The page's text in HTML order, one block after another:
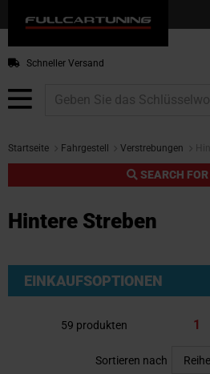
Schneller Versand
Startseite Fahrgestell Verstrebungen
SEARCH
Hintere Streben
EINKAUFSOPTIONEN
59 produkten 1
Sortieren nach